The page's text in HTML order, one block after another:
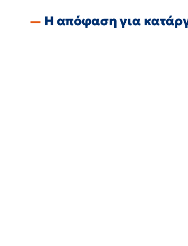
Η απόφαση για